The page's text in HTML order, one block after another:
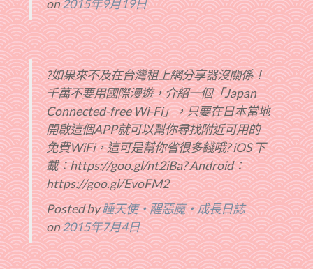
on2015年9月19日
?如果來不及在台灣租上網分享器沒關係！
千萬不要用國際漫遊，介紹一個「Japan
Connected-free Wi-Fi」，只要在日本當地
開啟這個APP就可以幫你尋找附近可用的
免費WiFi，這可是幫你省很多錢哦? iOS 下
載：https://goo.gl/nt2iBa? Android：
https://goo.gl/EvoFM2
Posted by睡天使‧醒惡魔‧成長日誌
on2015年7月4日